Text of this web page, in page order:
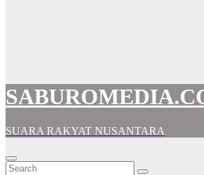
SUARA RAKYAT NUSANTARA